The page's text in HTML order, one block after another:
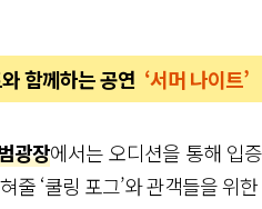
함께하는 공연 ‘서머 나이트’
광장에서는 오디션을 통해 입
줄 ‘쿨링 포그’와 관객들을 위